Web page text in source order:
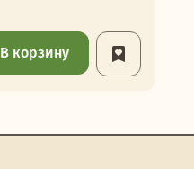
В корзину